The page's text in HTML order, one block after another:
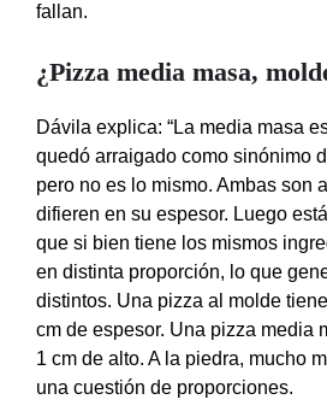
fallan.
¿Pizza media masa,
Dávila explica: “La media masa
quedó arraigado como sinónimo
pero no es lo mismo. Ambas son
difieren en su espesor. Luego
que si bien tiene los mismos
en distinta proporción, lo que
distintos. Una pizza al molde
cm de espesor. Una pizza media
1 cm de alto. A la piedra, mucho
una cuestión de proporciones.